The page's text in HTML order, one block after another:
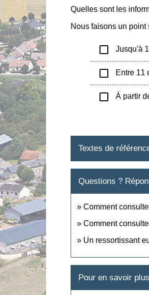
Quelles sont les
Nous faisons un
check_box_outline_blank Jusqu'à
check_box_outline_blank Entre 11
check_box_outline_blank À partir
Textes de
Questions ?
Comment
Comment
Un ressortissant
Pour en savoir plus